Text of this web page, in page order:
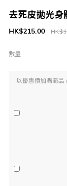
去死皮拋光身
HK$215.00
數量
以優惠價加購商品